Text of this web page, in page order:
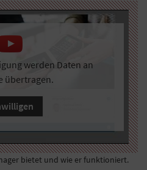
werden Daten an
übertragen.
bietet und wie er funktioniert.